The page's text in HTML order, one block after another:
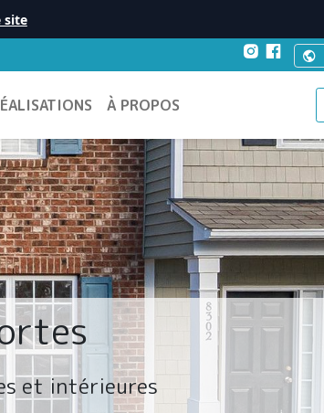
site
À PROPOS
et intérieures